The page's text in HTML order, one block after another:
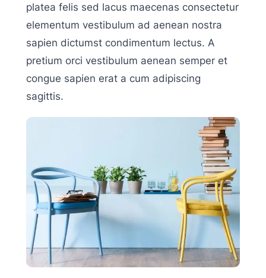
platea felis sed lacus maecenas consectetur
elementum vestibulum ad aenean nostra
sapien dictumst condimentum lectus. A
pretium orci vestibulum aenean semper et
congue sapien erat a cum adipiscing
sagittis.